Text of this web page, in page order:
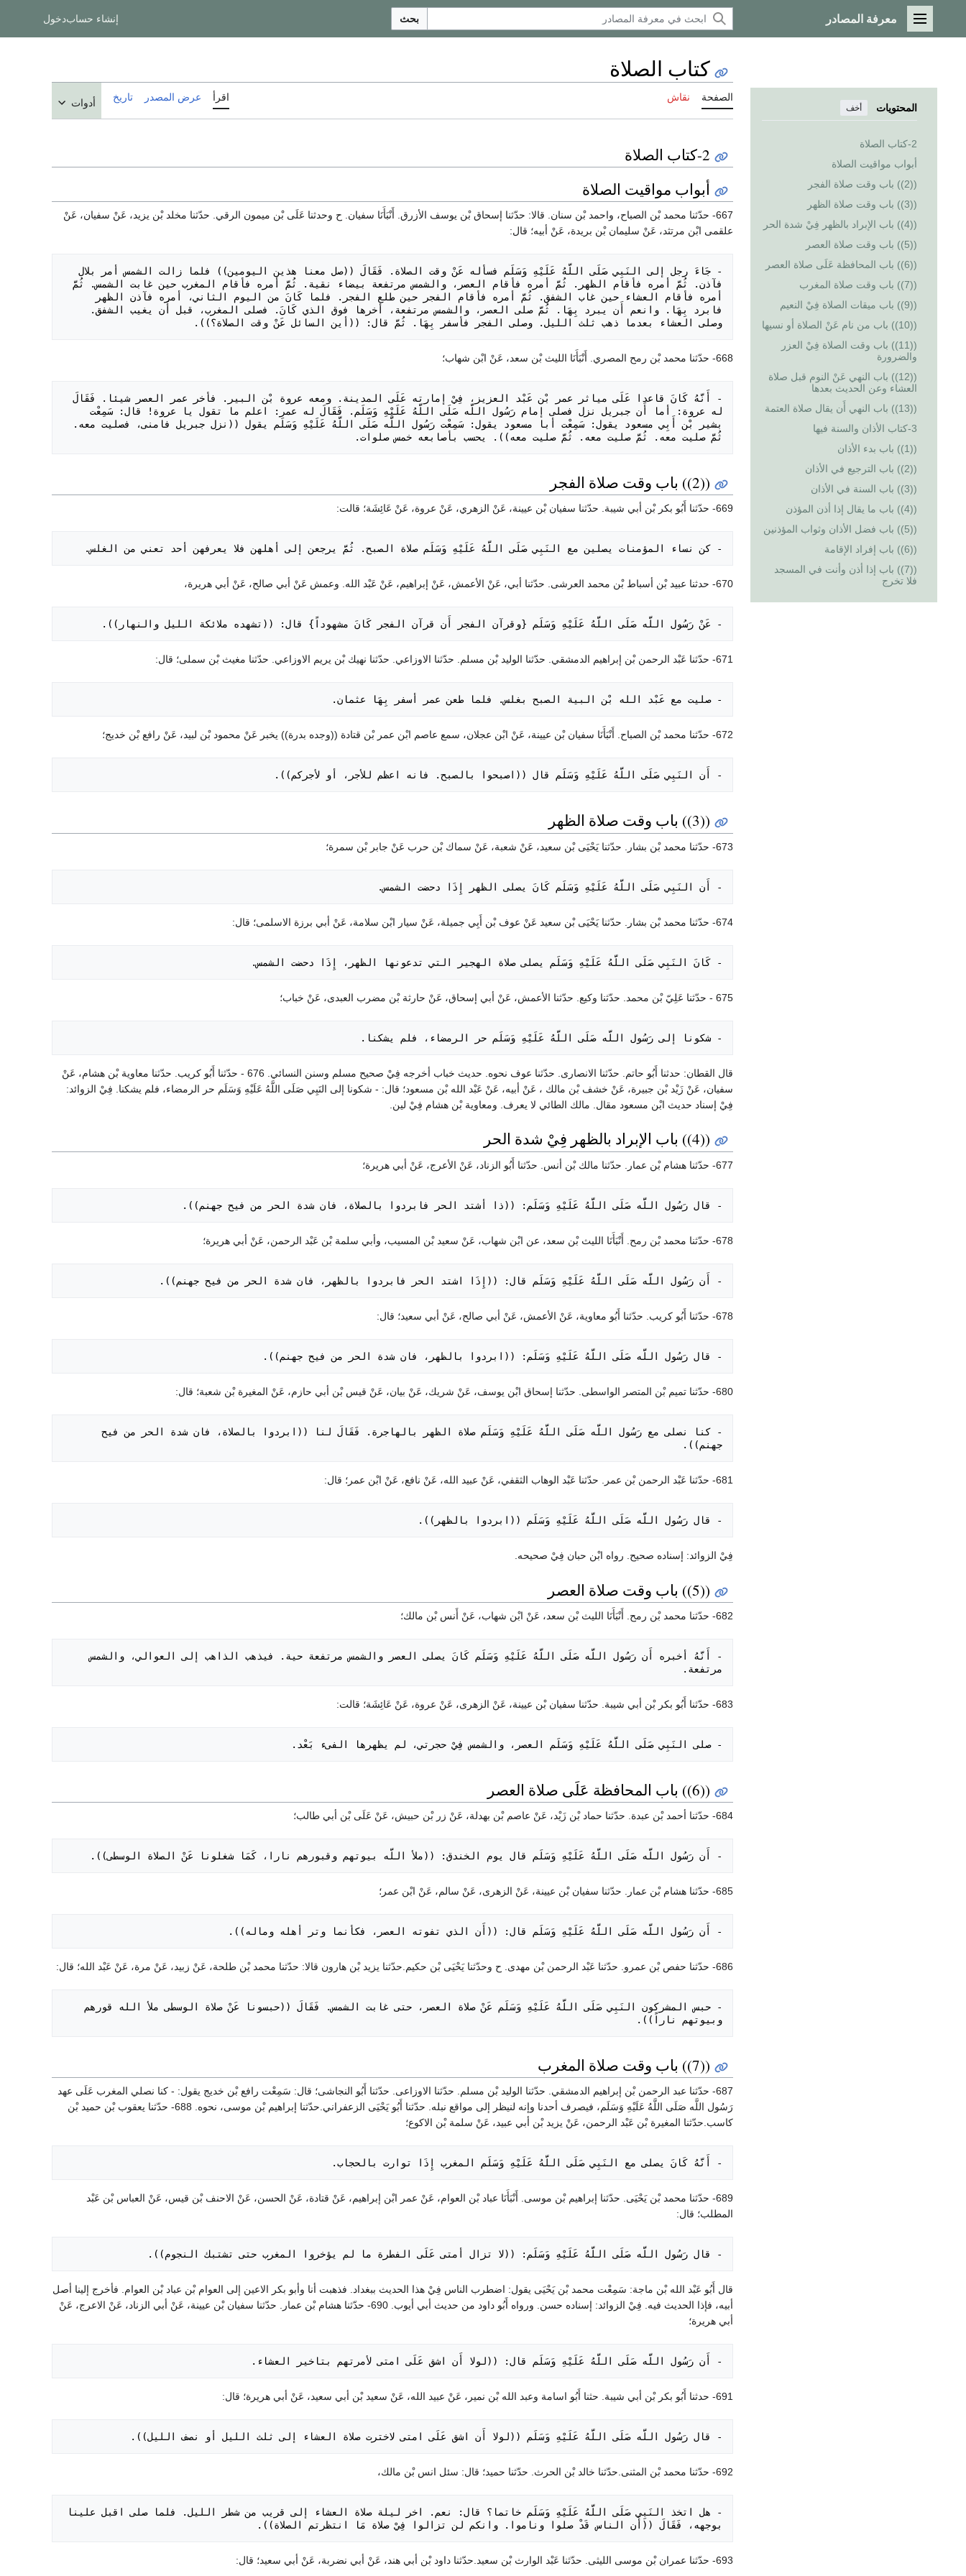
القائمة الرئيسية
معرفة المصادر بحث إنشاء حسابدخول
المحتويات أخف
2-كتاب الصلاة
أبواب مواقيت الصلاة
((2)) باب وقت صلاة الفجر
((3)) باب وقت صلاة الظهر
((4)) باب الإبراد بالظهر فِيْ شدة الحر
((5)) باب وقت صلاة العصر
((6)) باب المحافظة عَلَى صلاة العصر
((7)) باب وقت صلاة المغرب
((9)) باب ميقات الصلاة فِيْ النعيم
((10)) باب من نام عَنْ الصلاة أو نسيها
((11)) باب وقت الصلاة فِيْ العزر
والضرورة
((12)) باب النهي عَنْ النوم قبل صلاة
العشاء وعن الحديث بعدها
((13)) باب النهي أَن يقال صلاة العتمة
3-كتاب الأذان والسنة فيها
((1)) باب بدء الأذان
((2)) باب الترجيع في الأذان
((3)) باب السنة في الأذان
((4)) باب ما يقال إذا أذن المؤذن
((5)) باب فضل الأذان وثواب المؤذنين
((6)) باب إفراد الإقامة
((7)) باب إذا أذن وأنت في المسجد
فلا تخرج
كتاب الصلاة
الصفحة نقاش اقرأ عرض المصدر تاريخ أدوات
2-كتاب الصلاة
أبواب مواقيت الصلاة
667- حدّثنا محمد بْن الصباح، واحمد بْن سنان. قالا: حدّثنا إسحاق بْن يوسف الأزرق. أَنْبَأَنَا سفيان. ح وحدثنا عَلَى بْن ميمون الرقي. حدّثنا مخلد بْن يزيد، عَنْ سفيان، عَنْ
علقمى ابْن مرتثد، عَنْ سليمان بْن بريدة، عَنْ أبيه؛ قال:
وصلى العشاء بعدما ذهب ثلث الليل. وصلى الفجر فأسفر بِهَا. ثُمَّ قال: ((أين السائل عَنْ وقت الصلاة؟)).
668- حدّثنا محمد بْن رمح المصري. أَنْبَأَنَا الليث بْن سعد، عَنْ ابْن شهاب؛
ثُمَّ صليت معه. ثُمَّ صليت معه. ثُمَّ صليت معه)). يحسب بأصابعه خمس صلوات.
((2)) باب وقت صلاة الفجر
669- حدّثنا أَبُو بكر بْن أبي شيبة. حدّثنا سفيان بْن عيينة، عَنْ الزهري، عَنْ عروة، عَنْ عَائِشَة؛ قالت:
- كن نساء المؤمنات يصلين مع النَبِي صَلَى اللَّهُ عَلَيْهِ وَسَلَم صلاة الصبح. ثُمَّ يرجعن إلى أهلهن فلا يعرفهن أحد تعني من الغلس.
670- حدثنا عبيد بْن أسباط بْن محمد العرشى. حدّثنا أبي، عَنْ الأعمش، عَنْ إبراهيم، عَنْ عَبْد الله. وعمش عَنْ أبي صالح، عَنْ أبي هريرة،
- عَنْ رَسُول اللَّه صَلَى اللَّهُ عَلَيْهِ وَسَلَم {وقرآن الفجر أَن قرآن الفجر كَانَ مشهوداً} قال: ((تشهده ملائكة الليل والنهار)).
671- حدّثنا عَبْد الرحمن بْن إبراهيم الدمشقي. حدّثنا الوليد بْن مسلم. حدّثنا الاوزاعي. حدّثنا نهيك بْن يريم الاوزاعي. حدّثنا مغيث بْن سملى؛ قال:
- صليت مع عَبْد الله بْن البية الصبح بغلس. فلما طعن عمر أسفر بِهَا عثمان.
672- حدّثنا محمد بْن الصباح. أَنْبَأَنَا سفيان بْن عيينة، عَنْ ابْن عجلان، سمع عاصم ابْن عمر بْن قتادة ((وجده بدرة)) يخبر عَنْ محمود بْن لبيد، عَنْ رافع بْن خديج؛
- أَن النَبِي صَلَى اللَّهُ عَلَيْهِ وَسَلَم قال ((اصبحوا بالصبح. فانه اعظم للأجر، أو لأجركم)).
((3)) باب وقت صلاة الظهر
673- حدّثنا محمد بْن بشار. حدّثنا يَحْيَى بْن سعيد، عَنْ شعبة، عَنْ سماك بْن حرب عَنْ جابر بْن سمرة؛
- أَن النَبِي صَلَى اللَّهُ عَلَيْهِ وَسَلَم كَانَ يصلى الظهر إِذَا دحضت الشمس.
674- حدّثنا محمد بْن بشار. حدّثنا يَحْيَى بْن سعيد عَنْ عوف بْن أَبِي جميلة، عَنْ سيار ابْن سلامة، عَنْ أبي برزة الاسلمى؛ قال:
- كَانَ النَبِي صَلَى اللَّهُ عَلَيْهِ وَسَلَم يصلى صلاة الهجير التي تدعونها الظهر، إِذَا دحضت الشمس.
675 - حدّثنا عَلِيّ بْن محمد. حدّثنا وكيع. حدّثنا الأعمش، عَنْ أبي إسحاق، عَنْ حارثة بْن مضرب العبدى، عَنْ خباب؛
- شكونا إلى رَسُول اللَّه صَلَى اللَّهُ عَلَيْهِ وَسَلَم حر الرمضاء، فلم يشكنا.
قال القطان: حدثنا أَبُو حاتم. حدّثنا الانصارى. حدّثنا عوف نحوه. حديث خباب أخرجه فِيْ صحيح مسلم وسنن النسائي. 676 - حدّثنا أَبُو كريب. حدّثنا معاوية بْن هشام، عَنْ
سفيان، عَنْ زَيْد بْن جبيرة، عَنْ خشف بْن مالك ، عَنْ أبيه، عَنْ عَبْد الله بْن مسعود؛ قال: - شكونا إلى النَبِي صَلَى اللَّهُ عَلَيْهِ وَسَلَم حر الرمضاء، فلم يشكنا. فِيْ الزوائد:
فِيْ إسناد حديث ابْن مسعود مقال. مالك الطائي لا يعرف. ومعاوية بْن هشام فِيْ لين.
((4)) باب الإبراد بالظهر فِيْ شدة الحر
677- حدّثنا هشام بْن عمار. حدّثنا مالك بْن أنس. حدّثنا أَبُو الزناد، عَنْ الأعرج، عَنْ أبي هريرة؛
- قال رَسُول اللَّه صَلَى اللَّهُ عَلَيْهِ وَسَلَم: ((ذا أشتد الحر فابردوا بالصلاة، فان شدة الحر من فيح جهنم)).
678- حدّثنا محمد بْن رمح. أَنْبَأَنَا الليث بْن سعد، عن ابْن شهاب، عَنْ سعيد بْن المسيب، وأبي سلمة بْن عَبْد الرحمن، عَنْ أبي هريرة؛
- أَن رَسُول اللَّه صَلَى اللَّهُ عَلَيْهِ وَسَلَم قال: ((إِذَا اشتد الحر فابردوا بالظهر، فان شدة الحر من فيح جهنم)).
678- حدّثنا أَبُو كريب. حدّثنا أَبُو معاوية، عَنْ الأعمش، عَنْ أبي صالح، عَنْ أبي سعيد؛ قال:
- قال رَسُول اللَّه صَلَى اللَّهُ عَلَيْهِ وَسَلَم: ((ابردوا بالظهر، فان شدة الحر من فيح جهنم)).
680- حدّثنا تميم بْن المتصر الواسطى. حدّثنا إسحاق ابْن يوسف، عَنْ شريك، عَنْ بيان، عَنْ قيس بْن أبي حازم، عَنْ المغيرة بْن شعبة؛ قال:
جهنم)).
681- حدّثنا عَبْد الرحمن بْن عمر. حدّثنا عَبْد الوهاب الثقفي، عَنْ عبيد الله، عَنْ نافع، عَنْ ابْن عمر؛ قال:
- قال رَسُول اللَّه صَلَى اللَّهُ عَلَيْهِ وَسَلَم ((ابردوا بالظهر)).
فِيْ الزوائد: إسناده صحيح. رواه ابْن حبان فِيْ صحيحه.
((5)) باب وقت صلاة العصر
682- حدّثنا محمد بْن رمح. أَنْبَأَنَا الليث بْن سعد، عَنْ ابْن شهاب، عَنْ أَنس بْن مالك؛
- أَنَّهُ أخبره أَن رَسُول اللَّه صَلَى اللَّهُ عَلَيْهِ وَسَلَم كَانَ يصلى العصر والشمس مرتفعة حية. فيذهب الذاهب إلى العوالي، والشمس
مرتفعة.
683- حدّثنا أَبُو بكر بْن أبي شيبة. حدّثنا سفيان بْن عيينة، عَنْ الزهرى، عَنْ عروة، عَنْ عَائِشَة؛ قالت:
- صلى النَبِي صَلَى اللَّهُ عَلَيْهِ وَسَلَم العصر، والشمس فِيْ حجرتي، لم يظهرها الفىء بَعْد.
((6)) باب المحافظة عَلَى صلاة العصر
684- حدّثنا أحمد بْن عبدة. حدّثنا حماد بْن زَيْد، عَنْ عاصم بْن بهدلة، عَنْ زر بْن حبيش، عَنْ عَلَى بْن أبي طالب؛
- أَن رَسُول اللَّه صَلَى اللَّهُ عَلَيْهِ وَسَلَم قال يوم الخندق: ((ملأ اللَّه بيوتهم وقبورهم نارا، كَمَا شغلونا عَنْ الصلاة الوسطى)).
685- حدّثنا هشام بْن عمار. حدّثنا سفيان بْن عيينة، عَنْ الزهرى، عَنْ سالم، عَنْ ابْن عمر؛
- أَن رَسُول اللَّه صَلَى اللَّهُ عَلَيْهِ وَسَلَم قال: ((أَن الذي تفوته العصر، فكأنما وتر أهله وماله)).
686- حدّثنا حفص بْن عمرو. حدّثنا عَبْد الرحمن بْن مهدى. ح وحدّثنا يَحْيَى بْن حكيم.حدّثنا يزيد بْن هارون قالا: حدّثنا محمد بْن طلحة، عَنْ زبيد، عَنْ مرة، عَنْ عَبْد الله؛ قال:
وبيوتهم ناراً)).
((7)) باب وقت صلاة المغرب
687- حدّثنا عبد الرحمن بْن إبراهيم الدمشقي. حدّثنا الوليد بْن مسلم. حدّثنا الاوزاعى. حدّثنا أَبُو النجاشى؛ قال: سَمِعْت رافع بْن خديج يقول: - كنا نصلي المغرب عَلَى عهد
رَسُول اللَّه صَلَى اللَّهُ عَلَيْهِ وَسَلَم، فيصرف أحدنا وإنه لنيظر إلى مواقع نبله. حدّثنا أَبُو يَحْيَى الزعفراني.حدّثنا إبراهيم بْن موسى، نحوه. 688- حدّثنا يعقوب بْن حميد بْن
كاسب.حدّثنا المغيرة بْن عَبْد الرحمن، عَنْ يزيد بْن أبي عبيد، عَنْ سلمة بْن الاكوع؛
- أَنَّهُ كَانَ يصلى مع النَبِي صَلَى اللَّهُ عَلَيْهِ وَسَلَم المغرب إِذَا توارت بالحجاب.
689- حدّثنا محمد بْن يَحْيَى. حدّثنا إبراهيم بْن موسى. أَنْبَأَنَا عباد بْن العوام، عَنْ عمر ابْن إبراهيم، عَنْ قتادة، عَنْ الحسن، عَنْ الاحنف بْن قيس، عَنْ العباس بْن عَبْد
المطلب؛ قال:
- قال رَسُول اللَّه صَلَى اللَّهُ عَلَيْهِ وَسَلَم: ((لا تزال أمتى عَلَى الفطرة ما لم يؤخروا المغرب حتى تشتبك النجوم)).
قال أَبُو عَبْد الله بْن ماجة: سَمِعْت محمد بْن يَحْيَى يقول: اضطرب الناس فِيْ هذا الحديث ببغداد. فذهبت أنا وأبو بكر الاعين إلى العوام بْن عباد بْن العوام. فأخرج إلينا أصل
أبيه، فإذا الحديث فيه. فِيْ الزوائد: إسناده حسن. ورواه أَبُو داود من حديث أبي أيوب. 690- حدّثنا هشام بْن عمار. حدّثنا سفيان بْن عيينة، عَنْ أبي الزناد، عَنْ الاعرج، عَنْ
أبي هريرة؛
- أَن رَسُول اللَّه صَلَى اللَّهُ عَلَيْهِ وَسَلَم قال: ((لولا أَن اشق عَلَى امتى لأمرتهم بتاخير العشاء.
691- حدثنا أَبُو بكر بْن أبي شيبة. حثنا أَبُو اسامة وعبد الله بْن نمير، عَنْ عبيد الله، عَنْ سعيد بْن أبي سعيد، عَنْ أبي هريرة؛ قال:
- قال رَسُول اللَّه صَلَى اللَّهُ عَلَيْهِ وَسَلَم ((لولا أَن اشق عَلَى امتى لاخترت صلاة العشاء إلى ثلث الليل أو نصف الليل)).
692- حدّثنا محمد بْن المثنى.حدّثنا خالد بْن الحرث. حدّثنا حميد؛ قال: سئل انس بْن مالك،
بوجهه، فَقَالَ ((أَن الناس قَدْ صلوا وناموا. وانكم لن تزالوا فِيْ صلاة مَا انتظرتم الصلاة)).
693- حدّثنا عمران بْن موسى الليثى. حدّثنا عَبْد الوارث بْن سعيد.حدّثنا داود بْن أبي هند، عَنْ أبي نضربة، عَنْ أبي سعيد؛ قال: